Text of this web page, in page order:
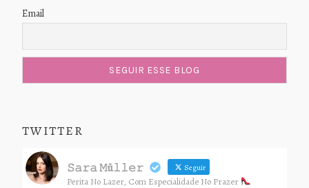
Email
TWITTER
𝚂𝚊𝚛𝚊 𝙼ü𝚕𝚕𝚎𝚛 Seguir
Perita No Lazer, Com Especialidade No Prazer